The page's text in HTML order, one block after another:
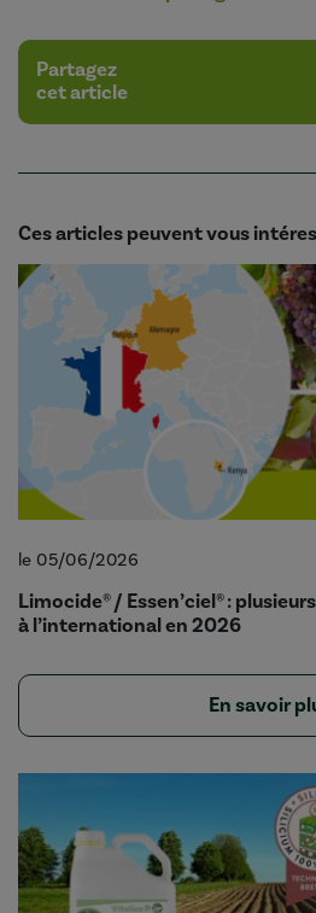
Partagez
cet article
Ces articles peuvent vous
le 05/06/2026
Limocide® / Essen’ciel® :
à l’international en 2026
En savoir